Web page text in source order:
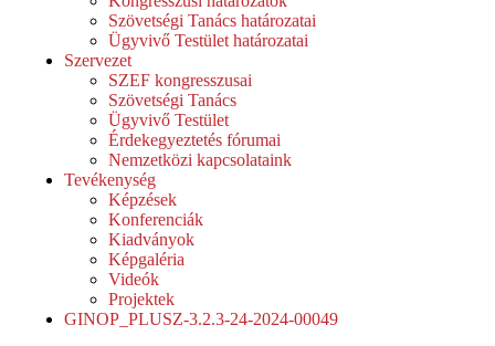
Szövetségi Tanács határozatai
Ügyvivő Testület határozatai
Szervezet
SZEF kongresszusai
Szövetségi Tanács
Ügyvivő Testület
Érdekegyeztetés fórumai
Nemzetközi kapcsolataink
Tevékenység
Képzések
Konferenciák
Kiadványok
Képgaléria
Videók
Projektek
GINOP_PLUSZ-3.2.3-24-2024-00049